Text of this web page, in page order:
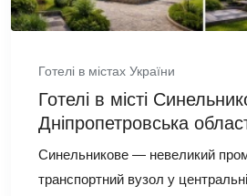
Готелі в містах України
Готелі в місті
Дніпропетровська
Синельникове — невеликий
транспортний вузол у